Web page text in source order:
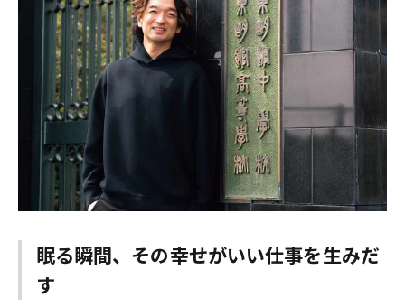
眠る瞬間、その幸せがいい仕事を生みだ
す